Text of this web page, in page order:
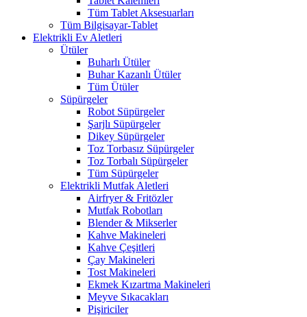
Tüm Tablet Aksesuarları
Tüm Bilgisayar-Tablet
Elektrikli Ev Aletleri
Ütüler
Buharlı Ütüler
Buhar Kazanlı Ütüler
Tüm Ütüler
Süpürgeler
Robot Süpürgeler
Şarjlı Süpürgeler
Dikey Süpürgeler
Toz Torbasız Süpürgeler
Toz Torbalı Süpürgeler
Tüm Süpürgeler
Elektrikli Mutfak Aletleri
Airfryer & Fritözler
Mutfak Robotları
Blender & Mikserler
Kahve Makineleri
Kahve Çeşitleri
Çay Makineleri
Tost Makineleri
Ekmek Kızartma Makineleri
Meyve Sıkacakları
Pişiriciler